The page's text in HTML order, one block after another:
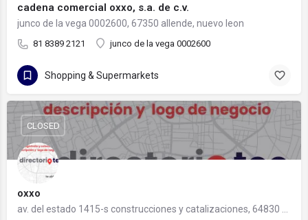
cadena comercial oxxo, s.a. de c.v.
junco de la vega 0002600, 67350 allende, nuevo leon
81 8389 2121 junco de la vega 0002600
Shopping & Supermarkets
oxxo
CLOSED